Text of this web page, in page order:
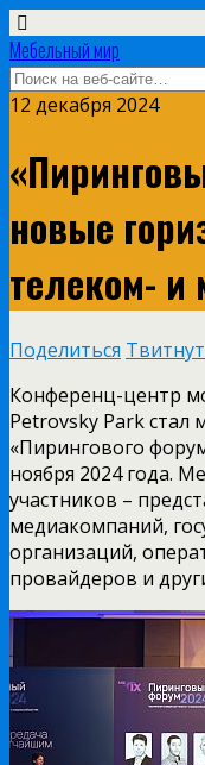
Мебельный мир
12 декабря 2024
новые
телеком- и
Поделиться
Конференц-центр
Petrovsky Park стал
«Пирингового
ноября 2024 года.
участников –
медиакомпаний,
организаций,
провайдеров и